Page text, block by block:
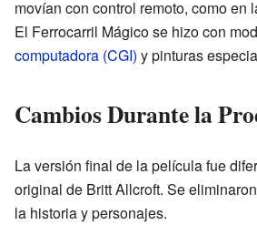
movían con control remoto, como en
El Ferrocarril Mágico se hizo con
computadora (CGI) y pinturas
Cambios Durante la
La versión final de la película fue
original de Britt Allcroft. Se
la historia y personajes.